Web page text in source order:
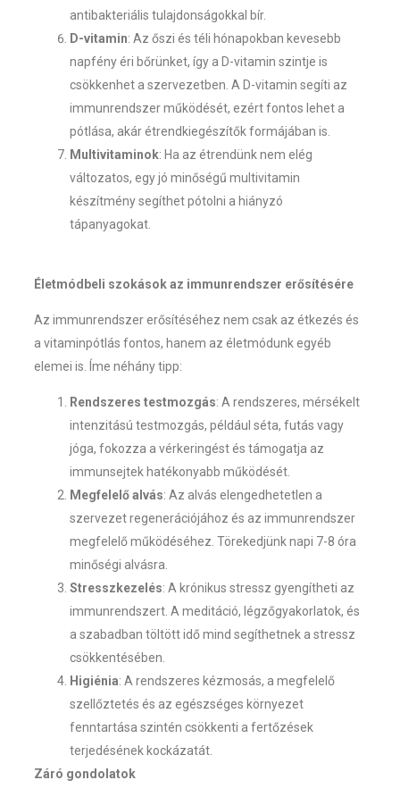
antibakteriális tulajdonságokkal bír.
D-vitamin: Az őszi és téli hónapokban kevesebb
napfény éri bőrünket, így a D-vitamin szintje is
csökkenhet a szervezetben. A D-vitamin segíti az
immunrendszer működését, ezért fontos lehet a
pótlása, akár étrendkiegészítők formájában is.
Multivitaminok: Ha az étrendünk nem elég
változatos, egy jó minőségű multivitamin
készítmény segíthet pótolni a hiányzó
tápanyagokat.
Életmódbeli szokások az immunrendszer erősítésére
Az immunrendszer erősítéséhez nem csak az étkezés és
a vitaminpótlás fontos, hanem az életmódunk egyéb
elemei is. Íme néhány tipp:
Rendszeres testmozgás: A rendszeres, mérsékelt
intenzitású testmozgás, például séta, futás vagy
jóga, fokozza a vérkeringést és támogatja az
immunsejtek hatékonyabb működését.
Megfelelő alvás: Az alvás elengedhetetlen a
szervezet regenerációjához és az immunrendszer
megfelelő működéséhez. Törekedjünk napi 7-8 óra
minőségi alvásra.
Stresszkezelés: A krónikus stressz gyengítheti az
immunrendszert. A meditáció, légzőgyakorlatok, és
a szabadban töltött idő mind segíthetnek a stressz
csökkentésében.
Higiénia: A rendszeres kézmosás, a megfelelő
szellőztetés és az egészséges környezet
fenntartása szintén csökkenti a fertőzések
terjedésének kockázatát.
Záró gondolatok